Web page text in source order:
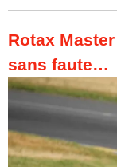
Rotax
sans faute…